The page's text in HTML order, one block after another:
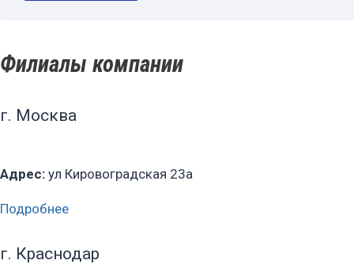
Филиалы компании
г. Москва
Адрес: ул Кировоградская 23а
Подробнее
г. Краснодар